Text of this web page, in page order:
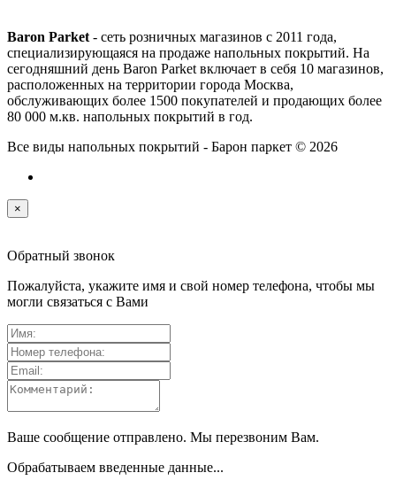
Baron Parket - сеть розничных магазинов с 2011 года,
специализирующаяся на продаже напольных покрытий. На
сегодняшний день Baron Parket включает в себя 10 магазинов,
расположенных на территории города Москва,
обслуживающих более 1500 покупателей и продающих более
80 000 м.кв. напольных покрытий в год.
Все виды напольных покрытий - Барон паркет © 2026
×
Обратный звонок
Пожалуйста, укажите имя и свой номер телефона, чтобы мы
могли связаться с Вами
Ваше сообщение отправлено. Мы перезвоним Вам.
Обрабатываем введенные данные...